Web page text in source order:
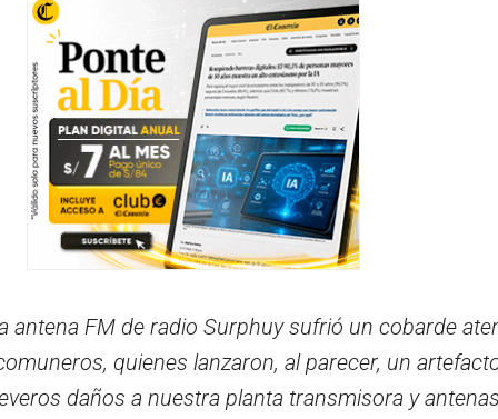
antena FM de radio Surphuy sufrió un cobarde
quienes lanzaron, al parecer, un
daños a nuestra planta transmisora y